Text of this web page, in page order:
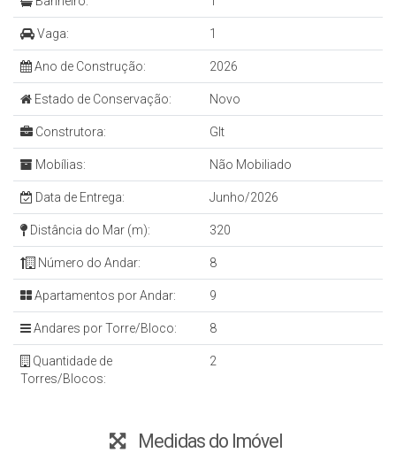
Vaga: 1
Ano de Construção: 2026
Estado de Conservação: Novo
Construtora: Glt
Mobílias: Não Mobiliado
Data de Entrega: Junho/2026
Distância do Mar (m): 320
Número do Andar: 8
Apartamentos por Andar: 9
Andares por Torre/Bloco: 8
Quantidade de
Torres/Blocos:
2
Medidas do Imóvel